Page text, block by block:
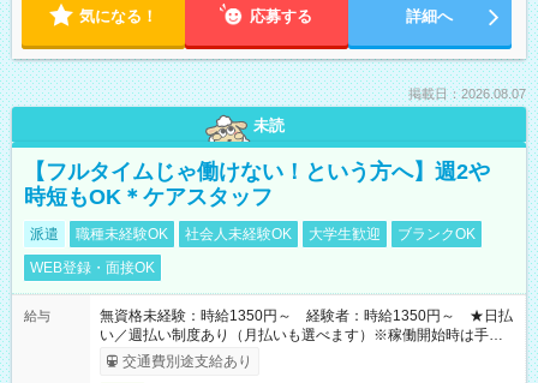
気になる！ 応募する 詳細へ
掲載日：2026.08.07
未読
【フルタイムじゃ働けない！という方へ】週2や
時短もOK＊ケアスタッフ
派遣 職種未経験OK 社会人未経験OK 大学生歓迎
ブランクOK
WEB登録・面接OK
給与
無資格未経験：時給1350円～ 経験者：時給1350円～ ★日払
い／週払い制度あり（月払いも選べます）※稼働開始時は手続き
完了次第のお支払いとなります。
交通費別途支給あり